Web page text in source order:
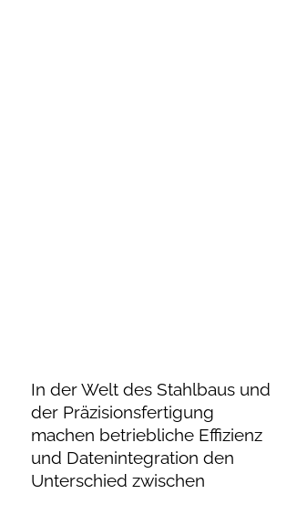
In der Welt des Stahlbaus und
der Präzisionsfertigung
machen betriebliche Effizienz
und Datenintegration den
Unterschied zwischen